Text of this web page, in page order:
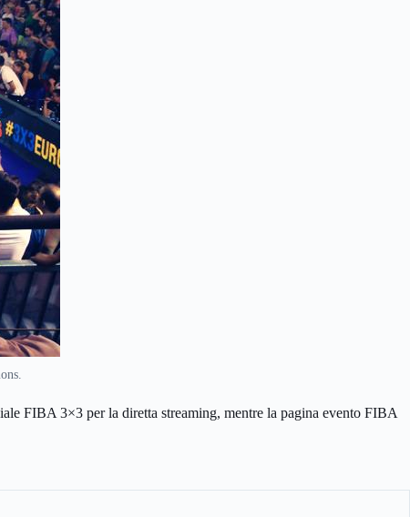
FIBA 3×3 per la diretta streaming, mentre la pagina evento FIBA